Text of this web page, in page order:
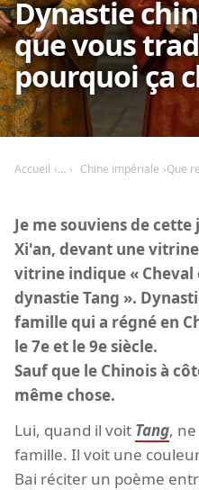
Dynastie
que vous
pourquoi ça
Accueil Chine impériale Que
Je me souviens de
Xi'an, devant une
vitrine indique « Cheval
dynastie Tang ».
famille qui a régné en
le 7e et le 9e siècle.
Sauf que le Chinois à
même chose.
Lui, quand il voit Tang,
famille. Il voit une
Bai réciter un poème